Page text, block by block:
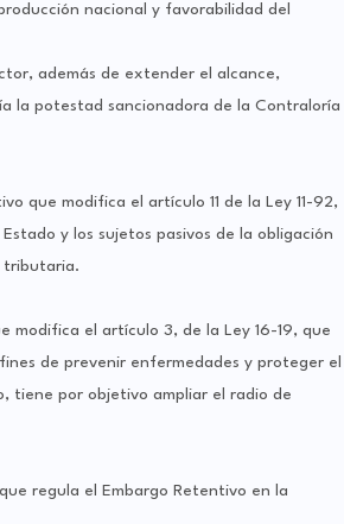
nacional y favorabilidad del
además de extender el alcance,
la potestad sancionadora de la Contraloría
que modifica el artículo 11 de la Ley 11-92,
y los sujetos pasivos de la obligación
tributaria.
modifica el artículo 3, de la Ley 16-19, que
de prevenir enfermedades y proteger el
tiene por objetivo ampliar el radio de
regula el Embargo Retentivo en la